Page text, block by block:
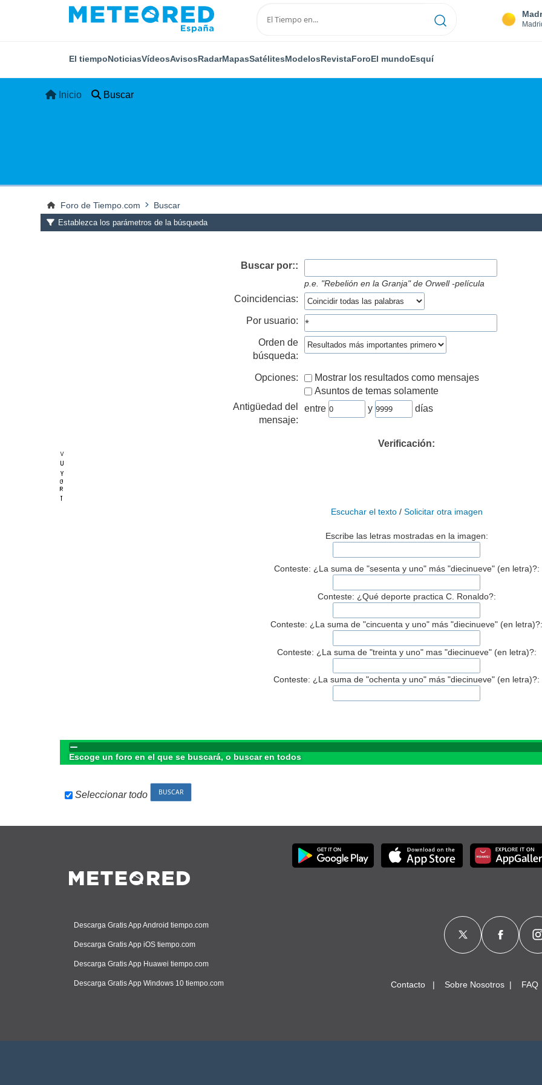
El tiempoNoticiasVídeosAvisosRadarMapasSatélitesModelosRevistaForoEl mundoEsquí
Inicio Buscar
Foro de Tiempo.com Buscar
Establezca los parámetros de la búsqueda
Buscar por::
p.e. "Rebelión en la Granja" de Orwell -película
Coincidencias:
Por usuario:
Orden de
búsqueda:
Opciones:
Mostrar los resultados como mensajes
Asuntos de temas solamente
Antigüedad del
mensaje:
entre y días
Verificación:
Escuchar el texto/ Solicitar otra imagen
Escribe las letras mostradas en la imagen:
Conteste: ¿La suma de "sesenta y uno" más "diecinueve" (en letra)?:
Conteste: ¿Qué deporte practica C. Ronaldo?:
Conteste: ¿La suma de "cincuenta y uno" más "diecinueve" (en letra)?:
Conteste: ¿La suma de "treinta y uno" mas "diecinueve" (en letra)?:
Conteste: ¿La suma de "ochenta y uno" más "diecinueve" (en letra)?:
Escoge un foro en el que se buscará, o buscar en todos
Seleccionar todo
Descarga Gratis App Android tiempo.com
Descarga Gratis App iOS tiempo.com
Descarga Gratis App Huawei tiempo.com
Descarga Gratis App Windows 10 tiempo.com Contacto Sobre Nosotros FAQ